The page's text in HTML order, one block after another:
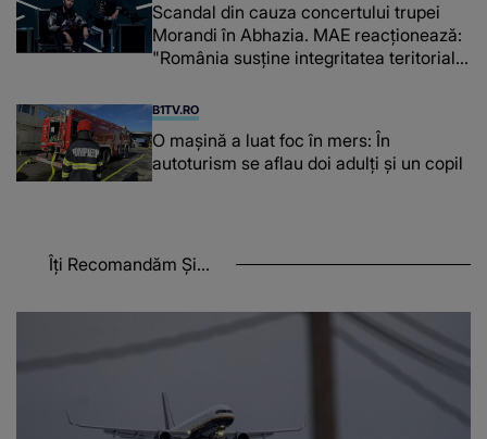
Scandal din cauza concertului trupei
Morandi în Abhazia. MAE reacționează:
"România susține integritatea teritorială
B1TV.RO
O maşină a luat foc în mers: În
autoturism se aflau doi adulți și un copil
Îți Recomandăm Și...